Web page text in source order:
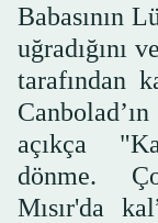
Babasının
uğradığını
tarafından
açıkça
dönme.
Mısır'da